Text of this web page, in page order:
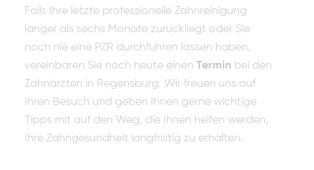
Falls Ihre letzte professionelle Zahnreinigung
länger als sechs Monate zurückliegt oder Sie
noch nie eine PZR durchführen lassen haben,
vereinbaren Sie noch heute einen Termin bei den
Zahnärzten in Regensburg. Wir freuen uns auf
Ihren Besuch und geben Ihnen gerne wichtige
Tipps mit auf den Weg, die Ihnen helfen werden,
Ihre Zahngesundheit langfristig zu erhalten.